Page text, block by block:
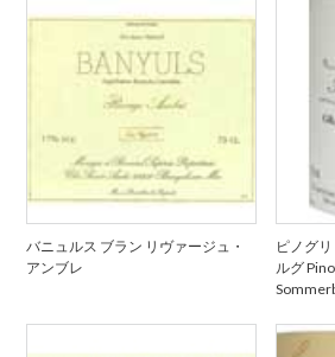
バニュルス ブラン リヴァージュ・
アンブレ
ピノグ
ルグ